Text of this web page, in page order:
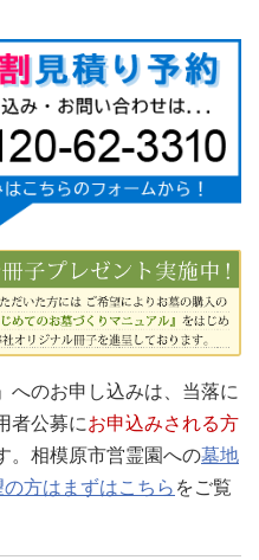
へのお申し込みは、当落に
者公募にお申込みされる方
。相模原市営霊園への墓地
方はまずはこちら をご覧